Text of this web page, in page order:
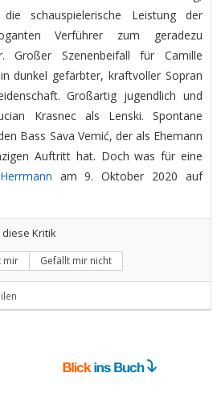
schauspielerische Leistung der
Verführer zum geradezu
Großer Szenenbeifall für Camille
dunkel gefärbter, kraftvoller Sopran
Großartig jugendlich und
Krasnec als Lenski. Spontane
Bass Sava Vemić, der als Ehemann
Auftritt hat. Doch was für eine
am 9. Oktober 2020 auf
Kritik
mir Gefällt mir nicht